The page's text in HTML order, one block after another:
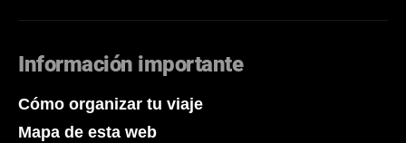
Información importante
Cómo organizar tu viaje
Mapa de esta web